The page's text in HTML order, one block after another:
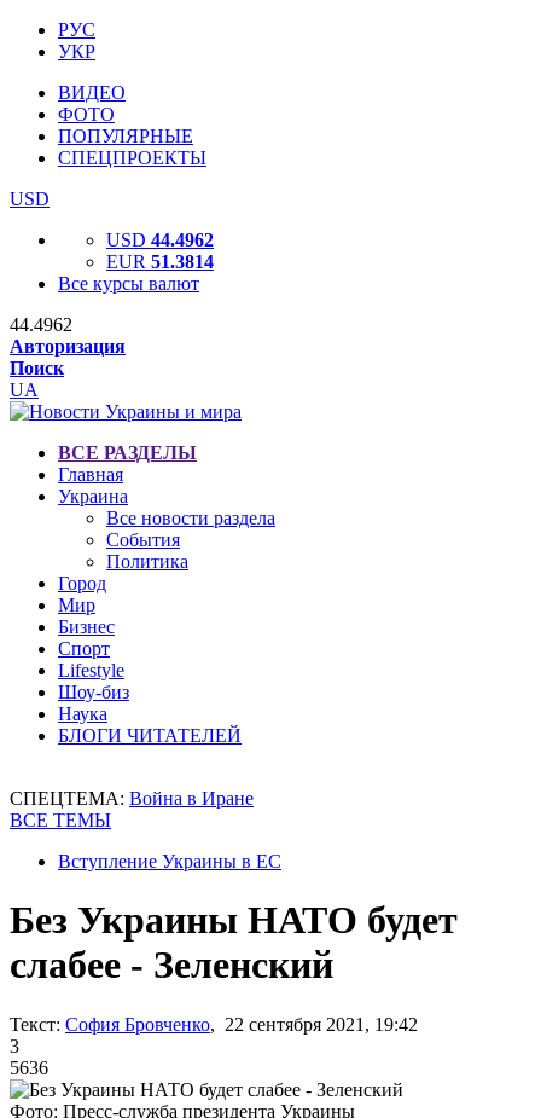
РУС
УКР
ВИДЕО
ФОТО
ПОПУЛЯРНЫЕ
СПЕЦПРОЕКТЫ
USD
USD 44.4962
EUR 51.3814
Все курсы валют
44.4962
Авторизация
Поиск
UA
ВСЕ РАЗДЕЛЫ
Главная
Украина
Все новости раздела
События
Политика
Город
Мир
Бизнес
Спорт
Lifestyle
Шоу-биз
Наука
БЛОГИ ЧИТАТЕЛЕЙ
СПЕЦТЕМА: Война в Иране
ВСЕ ТЕМЫ
Вступление Украины в ЕС
Без Украины НАТО будет
слабее - Зеленский
Текст: София Бровченко, 22 сентября 2021, 19:42
3
5636
Фото: Пресс-служба президента Украины